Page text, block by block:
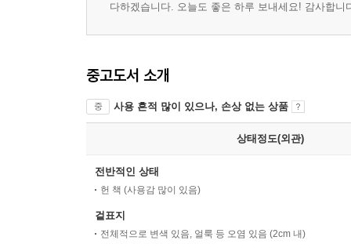
다하겠습니다. 오늘도 좋은 하루 보내세요! 감사합니
중고도서 소개
중 사용 흔적 많이 있으나, 손상 없는 상품
상태정도(외관)
전반적인 상태
헌 책 (사용감 많이 있음)
겉표지
전체적으로 변색 있음, 얼룩 등 오염 있음 (2cm 내)